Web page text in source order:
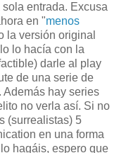
entrada. Excusa
en "menos
la versión original
lo hacía con la
darle al play
de una serie de
Además hay series
no verla así. Si no
(surrealistas) 5
en una forma
hagáis, espero que